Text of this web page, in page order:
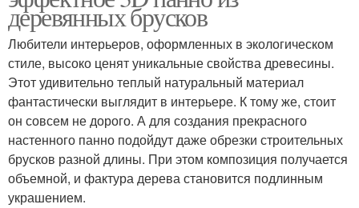
деревянных брусков
Любители интерьеров, оформленных в экологическом
стиле, высоко ценят уникальные свойства древесины.
Этот удивительно теплый натуральный материал
фантастически выглядит в интерьере. К тому же, стоит
он совсем не дорого. А для создания прекрасного
настенного панно подойдут даже обрезки строительных
брусков разной длины. При этом композиция получается
объемной, и фактура дерева становится подлинным
украшением.